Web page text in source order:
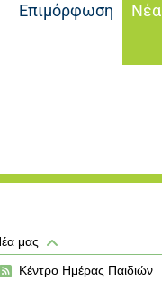
Επιμόρφωση Νέα
μας
Κέντρο Ημέρας Παιδιών